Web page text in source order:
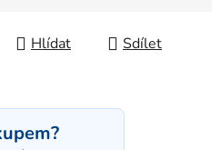
Hlídat Sdílet